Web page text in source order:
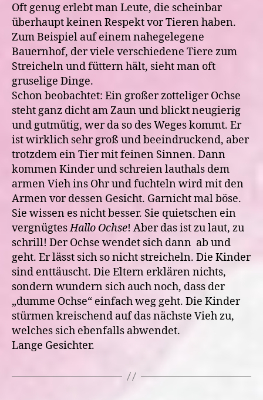
Oft genug erlebt man Leute, die scheinbar
überhaupt keinen Respekt vor Tieren haben.
Zum Beispiel auf einem nahegelegene
Bauernhof, der viele verschiedene Tiere zum
Streicheln und füttern hält, sieht man oft
gruselige Dinge.
Schon beobachtet: Ein großer zotteliger Ochse
steht ganz dicht am Zaun und blickt neugierig
und gutmütig, wer da so des Weges kommt. Er
ist wirklich sehr groß und beeindruckend, aber
trotzdem ein Tier mit feinen Sinnen. Dann
kommen Kinder und schreien lauthals dem
armen Vieh ins Ohr und fuchteln wird mit den
Armen vor dessen Gesicht. Garnicht mal böse.
Sie wissen es nicht besser. Sie quietschen ein
vergnügtesHallo Ochse! Aber das ist zu laut, zu
schrill! Der Ochse wendet sich dann ab und
geht. Er lässt sich so nicht streicheln. Die Kinder
sind enttäuscht. Die Eltern erklären nichts,
sondern wundern sich auch noch, dass der
„dumme Ochse“ einfach weg geht. Die Kinder
stürmen kreischend auf das nächste Vieh zu,
welches sich ebenfalls abwendet.
Lange Gesichter.